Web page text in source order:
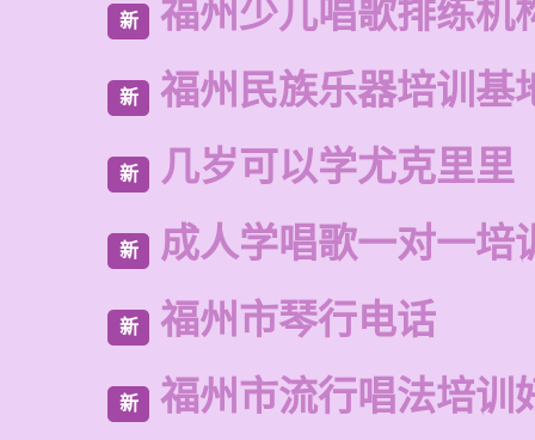
新 福州少儿唱歌排练机
新 福州民族乐器培训基
新 几岁可以学尤克里里
新 成人学唱歌一对一培
新 福州市琴行电话
新 福州市流行唱法培训